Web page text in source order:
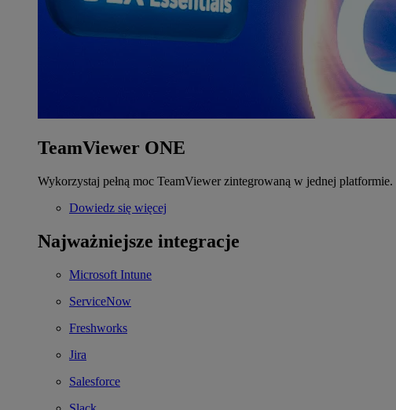
TeamViewer ONE
Wykorzystaj pełną moc TeamViewer zintegrowaną w jednej platformie.
Dowiedz się więcej
Najważniejsze integracje
Microsoft Intune
ServiceNow
Freshworks
Jira
Salesforce